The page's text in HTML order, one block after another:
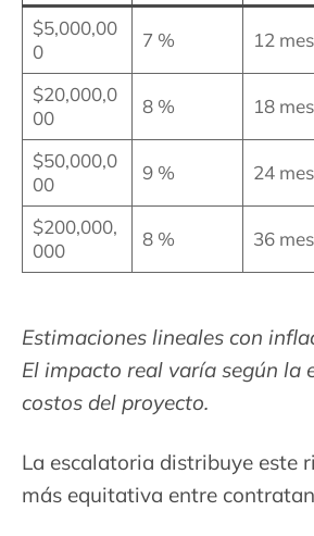
$5,000,00
0
7 % 12
$20,000,0
00
8 % 18
$50,000,0
00
9 % 24
$200,000,
000
8 % 36
Estimaciones lineales con
El impacto real varía según la
costos del proyecto.
La escalatoria distribuye este
más equitativa entre